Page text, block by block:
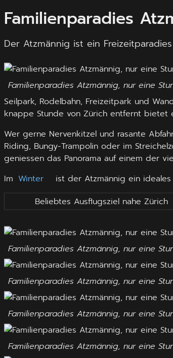
Familienparadies
Der Atzmännig ist ein
Familienparadies Atzmännig, nur eine
Seilpark, Rodelbahn, Freizeitpark und
knappe Stunde von Zürich entfernt bietet
Wer gerne Nervenkitzel und rasante
Riding, Bungy-Trampolin oder im
geniessen das Panorama auf einem der
Im Winter
ist der Atzmännig ein
Beliebtes Ausflugsziel nahe Zürich
Familienparadies Atzmännig, nur eine
Familienparadies Atzmännig, nur eine
Familienparadies Atzmännig, nur eine
Familienparadies Atzmännig, nur eine